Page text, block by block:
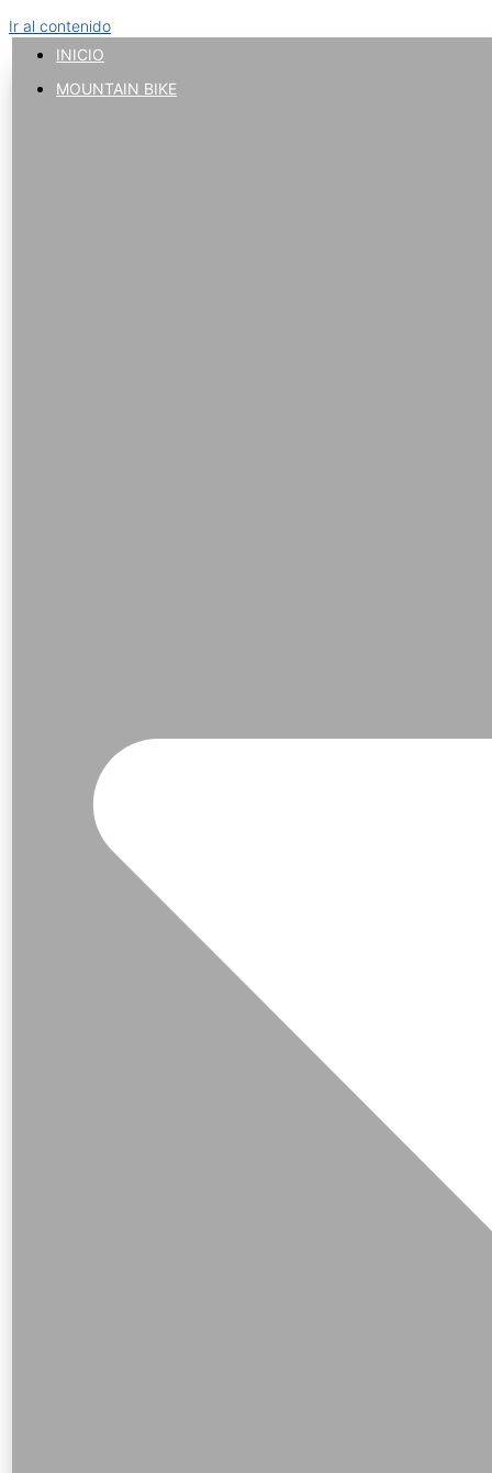
Ir al contenido
INICIO
MOUNTAIN BIKE